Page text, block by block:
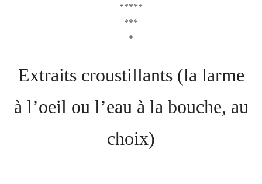
*****
***
*
Extraits croustillants (la larme
à l’oeil ou l’eau à la bouche, au
choix)